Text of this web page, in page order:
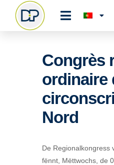
Congrès
ordinaire
Nord
De Regionalkongress
fënnt, Mëttwochs, de